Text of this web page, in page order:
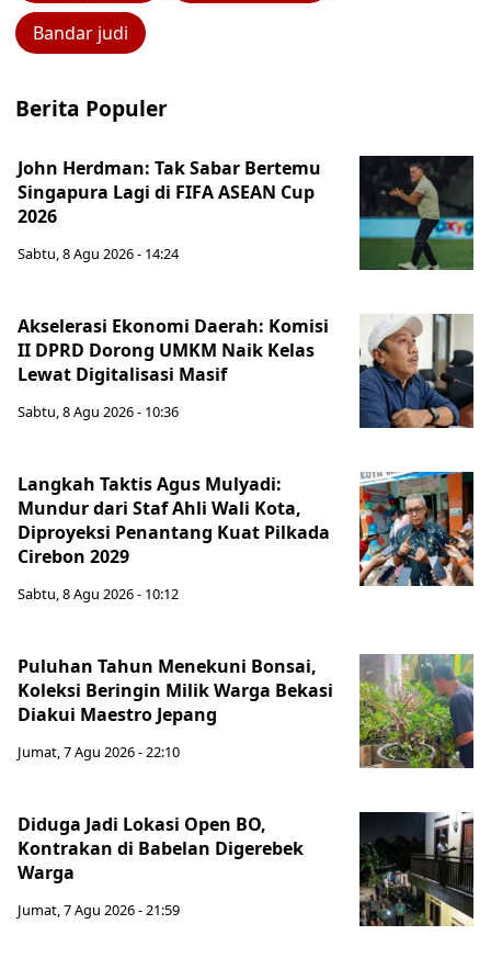
Bandar judi
Berita Populer
John Herdman: Tak Sabar Bertemu
Singapura Lagi di FIFA ASEAN Cup
2026
Sabtu, 8 Agu 2026 - 14:24
Akselerasi Ekonomi Daerah: Komisi
II DPRD Dorong UMKM Naik Kelas
Lewat Digitalisasi Masif
Sabtu, 8 Agu 2026 - 10:36
Langkah Taktis Agus Mulyadi:
Mundur dari Staf Ahli Wali Kota,
Diproyeksi Penantang Kuat Pilkada
Cirebon 2029
Sabtu, 8 Agu 2026 - 10:12
Puluhan Tahun Menekuni Bonsai,
Koleksi Beringin Milik Warga Bekasi
Diakui Maestro Jepang
Jumat, 7 Agu 2026 - 22:10
Diduga Jadi Lokasi Open BO,
Kontrakan di Babelan Digerebek
Warga
Jumat, 7 Agu 2026 - 21:59